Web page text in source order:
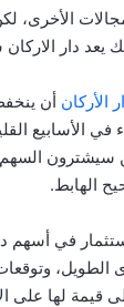
الأخرى،
يعد دار
الأركان أن
الأسابيع
السهم
الهابط.
الطويل،
قيمة لها على